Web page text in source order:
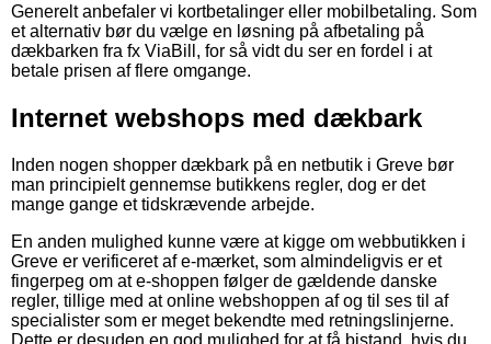
Generelt anbefaler vi kortbetalinger eller mobilbetaling. Som
et alternativ bør du vælge en løsning på afbetaling på
dækbarken fra fx ViaBill, for så vidt du ser en fordel i at
betale prisen af flere omgange.
Internet webshops med dækbark
Inden nogen shopper dækbark på en netbutik i Greve bør
man principielt gennemse butikkens regler, dog er det
mange gange et tidskrævende arbejde.
En anden mulighed kunne være at kigge om webbutikken i
Greve er verificeret af e-mærket, som almindeligvis er et
fingerpeg om at e-shoppen følger de gældende danske
regler, tillige med at online webshoppen af og til ses til af
specialister som er meget bekendte med retningslinjerne.
Dette er desuden en god mulighed for at få bistand, hvis du